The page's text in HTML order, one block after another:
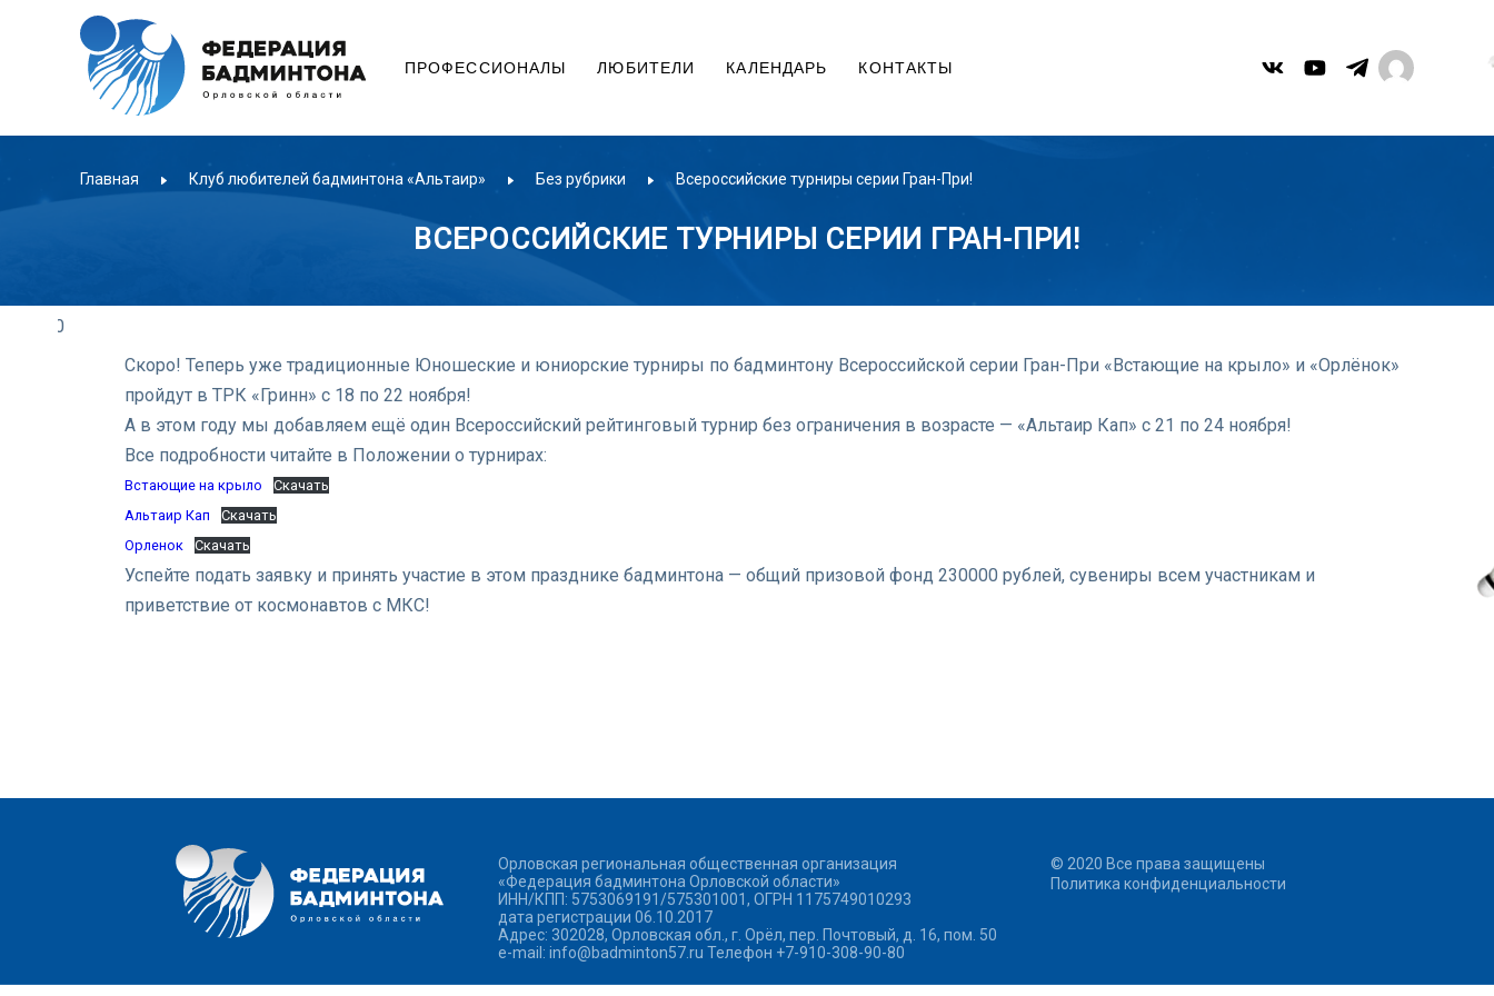
ПРОФЕССИОНАЛЫ ЛЮБИТЕЛИ КАЛЕНДАРЬ КОНТАКТЫ
Главная Клуб любителей бадминтона «Альтаир» Без рубрики Всероссийские турниры серии Гран-При!
ВСЕРОССИЙСКИЕ ТУРНИРЫ СЕРИИ ГРАН-ПРИ!
Скоро! Теперь уже традиционные Юношеские и юниорские турниры по бадминтону Всероссийской серии Гран-При «Встающие на крыло» и «Орлёнок»
пройдут в ТРК «Гринн» с 18 по 22 ноября!
А в этом году мы добавляем ещё один Всероссийский рейтинговый турнир без ограничения в возрасте — «Альтаир Кап» с 21 по 24 ноября!
Все подробности читайте в Положении о турнирах:
Встающие на крыло
Скачать
Альтаир Кап
Скачать
Орленок
Скачать
Успейте подать заявку и принять участие в этом празднике бадминтона — общий призовой фонд 230000 рублей, сувениры всем участникам и
приветствие от космонавтов с МКС!
Орловская региональная общественная организация
«Федерация бадминтона Орловской области»
ИНН/КПП: 5753069191/575301001, ОГРН 1175749010293
дата регистрации 06.10.2017
Адрес: 302028, Орловская обл., г. Орёл, пер. Почтовый, д. 16, пом. 50
e-mail: info@badminton57.ru Телефон +7-910-308-90-80
© 2020 Все права защищены
Политика конфиденциальности